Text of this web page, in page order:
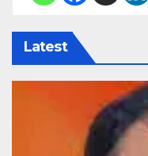
Latest